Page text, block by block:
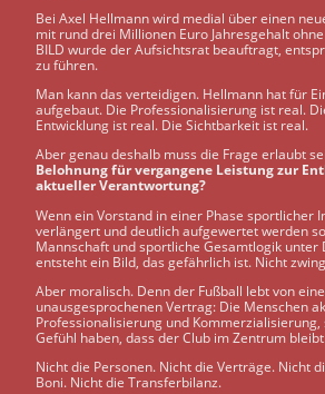
Bei Axel Hellmann wird medial über einen
mit rund drei Millionen Euro Jahresgehalt
BILD wurde der Aufsichtsrat beauftragt,
zu führen.
Man kann das verteidigen. Hellmann hat für
aufgebaut. Die Professionalisierung ist real.
Entwicklung ist real. Die Sichtbarkeit ist real.
Aber genau deshalb muss die Frage erlaubt
Belohnung für vergangene Leistung zur
aktueller Verantwortung?
Wenn ein Vorstand in einer Phase sportlicher
verlängert und deutlich aufgewertet werden
Mannschaft und sportliche Gesamtlogik unter
entsteht ein Bild, das gefährlich ist. Nicht
Aber moralisch. Denn der Fußball lebt von
unausgesprochenen Vertrag: Die Menschen
Professionalisierung und Kommerzialisierung,
Gefühl haben, dass der Club im Zentrum
Nicht die Personen. Nicht die Verträge. Nicht
Boni. Nicht die Transferbilanz.